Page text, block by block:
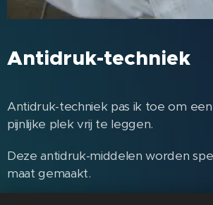
Antidruk-techniek
Antidruk-techniek pas ik toe om
pijnlijke plek vrij te leggen.
Deze antidruk-middelen worden
maat gemaakt.